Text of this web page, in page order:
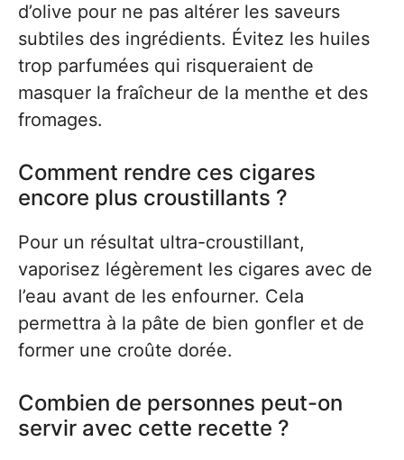
d’olive pour ne pas altérer les saveurs
subtiles des ingrédients. Évitez les huiles
trop parfumées qui risqueraient de
masquer la fraîcheur de la menthe et des
fromages.
Comment rendre ces cigares
encore plus croustillants ?
Pour un résultat ultra-croustillant,
vaporisez légèrement les cigares avec de
l’eau avant de les enfourner. Cela
permettra à la pâte de bien gonfler et de
former une croûte dorée.
Combien de personnes peut-on
servir avec cette recette ?